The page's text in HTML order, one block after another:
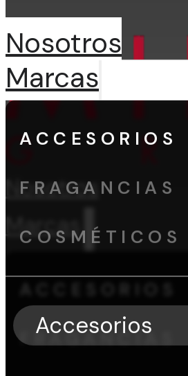
Nosotros
Marcas
ACCESORIOS
FRAGANCIAS
Nosotros
Marcas
ACCESORIOS
FRAGANCIAS
COSMÉTICOS
Accesorios